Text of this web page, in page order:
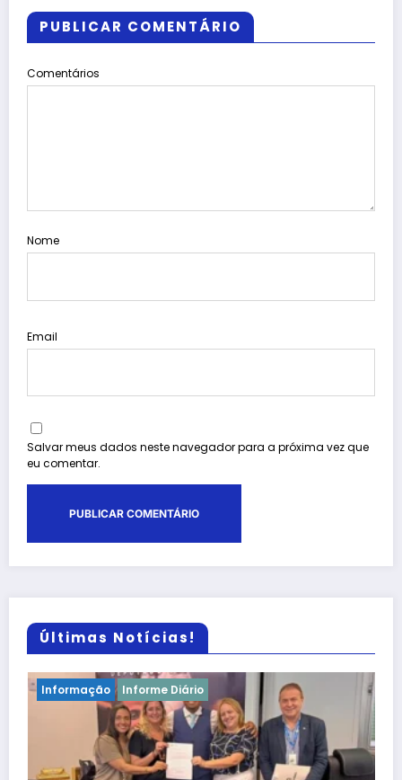
PUBLICAR COMENTÁRIO
Comentários
Nome
Email
Salvar meus dados neste navegador para a próxima vez que
eu comentar.
Últimas Notícias!
Atenção!